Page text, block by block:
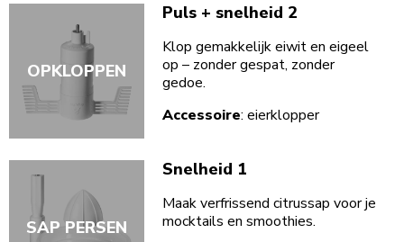
Puls + snelheid 2
Klop gemakkelijk eiwit en eigeel
op – zonder gespat, zonder
gedoe.
Accessoire: eierklopper
OPKLOPPEN
Snelheid 1
Maak verfrissend citrussap voor je
mocktails en smoothies.
SAP PERSEN